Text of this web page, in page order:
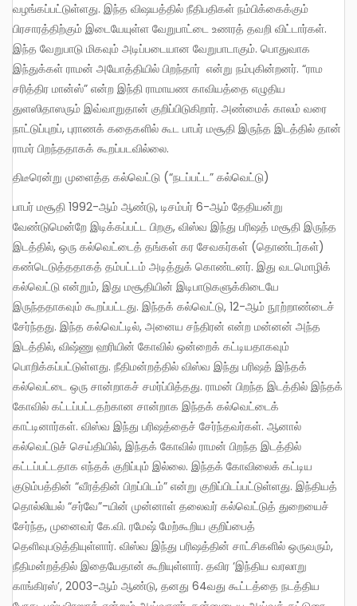
வழங்கப்பட்டுள்ளது. இந்த விஷயத்தில் நீதிபதிகள் நம்பிக்கைக்கும்
பிரசாரத்திற்கும் இடையேயுள்ள வேறுபாட்டை உணரத் தவறி விட்டார்கள்.
இந்த வேறுபாடு மிகவும் அடிப்படையான வேறுபாடாகும். பொதுவாக
இந்துக்கள் ராமன் அயோத்தியில் பிறந்தார் என்று நம்புகின்றனர். “ராம
சரித்திர மான்ஸ்” என்ற இந்தி ராமாயண காவியத்தை எழுதிய
துளஸிதாஸரும் இவ்வாறுதான் குறிப்பிடுகிறார். அண்மைக் காலம் வரை
நாட்டுப்புறப், புராணக் கதைகளில் கூட பாபர் மசூதி இருந்த இடத்தில் தான்
ராமர் பிறந்ததாகக் கூறப்படவில்லை.
திடீரென்று முளைத்த கல்வெட்டு (“நடப்பட்ட” கல்வெட்டு)
பாபர் மசூதி 1992-ஆம் ஆண்டு, டிசம்பர் 6-ஆம் தேதியன்று
வேண்டுமென்றே இடிக்கப்பட்ட பிறகு, விஸ்வ இந்து பரிஷத் மசூதி இருந்த
இடத்தில், ஒரு கல்வெட்டைத் தங்கள் கர சேவகர்கள் (தொண்டர்கள்)
கண்டெடுத்ததாகத் தம்பட்டம் அடித்துக் கொண்டனர். இது வடமொழிக்
கல்வெட்டு என்றும், இது மசூதியின் இடிபாடுகளுக்கிடையே
இருந்ததாகவும் கூறப்பட்டது. இந்தக் கல்வெட்டு, 12-ஆம் நூற்றாண்டைச்
சேர்ந்தது. இந்த கல்வெட்டில், அனைய சந்திரன் என்ற மன்னன் அந்த
இடத்தில், விஷ்ணு ஹரியின் கோவில் ஒன்றைக் கட்டியதாகவும்
பொறிக்கப்பட்டுள்ளது. நீதிமன்றத்தில் விஸ்வ இந்து பரிஷத் இந்தக்
கல்வெட்டை ஒரு சான்றாகச் சமர்ப்பித்தது. ராமன் பிறந்த இடத்தில் இந்தக்
கோவில் கட்டப்பட்டதற்கான சான்றாக இந்தக் கல்வெட்டைக்
காட்டினார்கள். விஸ்வ இந்து பரிஷத்தைச் சேர்ந்தவர்கள். ஆனால்
கல்வெட்டுச் செய்தியில், இந்தக் கோவில் ராமன் பிறந்த இடத்தில்
கட்டப்பட்டதாக எந்தக் குறிப்பும் இல்லை. இந்தக் கோவிலைக் கட்டிய
குடும்பத்தின் “வீரத்தின் பிறப்பிடம்” என்று குறிப்பிடப்பட்டுள்ளது. இந்தியத்
தொல்லியல் “சர்வே”-யின் முன்னாள் தலைவர் கல்வெட்டுத் துறையைச்
சேர்ந்த, முனைவர் கே.வி. ரமேஷ் மேற்கூறிய குறிப்பைத்
தெளிவுபடுத்தியுள்ளார். விஸ்வ இந்து பரிஷத்தின் சாட்சிகளில் ஒருவரும்,
நீதிமன்றத்தில் இதையேதான் கூறியுள்ளார். தவிர ‘இந்திய வரலாறு
காங்கிரஸ்’, 2003-ஆம் ஆண்டு, தனது 64வது கூட்டத்தை நடத்திய